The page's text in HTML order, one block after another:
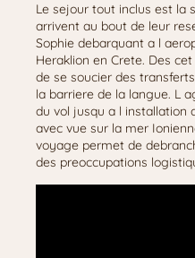
Le sejour tout inclus est la
arrivent au bout de leur
Sophie debarquant a l
Heraklion en Crete. Des
de se soucier des
la barriere de la langue. L
du vol jusqu a l installation
avec vue sur la mer
voyage permet de
des preoccupations